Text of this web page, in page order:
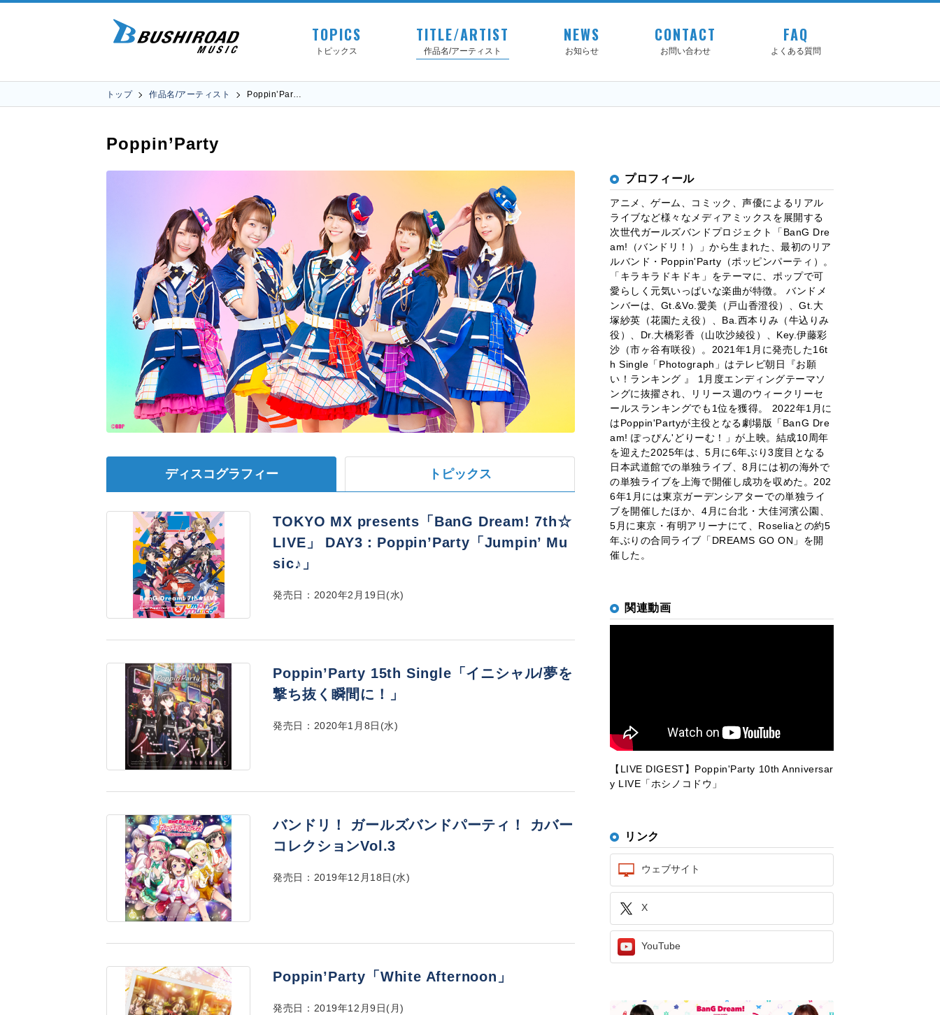
TOPICS
トピックス
TITLE/ARTIST
作品名/アーティスト
NEWS
お知らせ
CONTACT
お問い合わせ
FAQ
よくある質問
トップ 作品名/アーティスト Poppin’Par…
Poppin’Party
ディスコグラフィー トピックス
TOKYO MX presents「BanG Dream! 7th☆
LIVE」 DAY3：Poppin’Party「Jumpin’ Mu
sic♪」
発売日：2020年2月19日(水)
Poppin’Party 15th Single「イニシャル/夢を
撃ち抜く瞬間に！」
発売日：2020年1月8日(水)
バンドリ！ ガールズバンドパーティ！ カバー
コレクションVol.3
発売日：2019年12月18日(水)
Poppin’Party「White Afternoon」
発売日：2019年12月9日(月)
プロフィール
アニメ、ゲーム、コミック、声優によるリアル
ライブなど様々なメディアミックスを展開する
次世代ガールズバンドプロジェクト「BanG Dre
am!（バンドリ！）」から生まれた、最初のリア
ルバンド・Poppin'Party（ポッピンパーティ）。
「キラキラドキドキ」をテーマに、ポップで可
愛らしく元気いっぱいな楽曲が特徴。 バンドメ
ンバーは、Gt.&Vo.愛美（戸山香澄役）、Gt.大
塚紗英（花園たえ役）、Ba.西本りみ（牛込りみ
役）、Dr.大橋彩香（山吹沙綾役）、Key.伊藤彩
沙（市ヶ谷有咲役）。2021年1月に発売した16t
h Single「Photograph」はテレビ朝日『お願
い！ランキング 』 1月度エンディングテーマソ
ングに抜擢され、リリース週のウィークリーセ
ールスランキングでも1位を獲得。 2022年1月に
はPoppin'Partyが主役となる劇場版「BanG Dre
am! ぽっぴん'どりーむ！」が上映。結成10周年
を迎えた2025年は、5月に6年ぶり3度目となる
日本武道館での単独ライブ、8月には初の海外で
の単独ライブを上海で開催し成功を収めた。202
6年1月には東京ガーデンシアターでの単独ライ
ブを開催したほか、4月に台北・大佳河濱公園、
5月に東京・有明アリーナにて、Roseliaとの約5
年ぶりの合同ライブ「DREAMS GO ON」を開
催した。
関連動画
【LIVE DIGEST】Poppin'Party 10th Anniversar
y LIVE「ホシノコドウ」
リンク
ウェブサイト
X
YouTube